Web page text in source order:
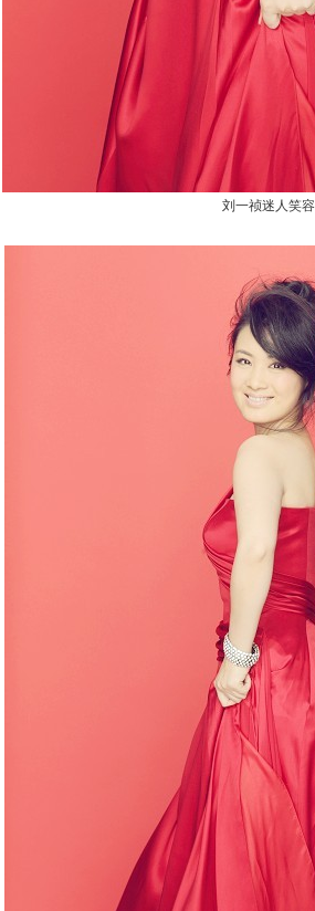
刘一祯迷人笑容